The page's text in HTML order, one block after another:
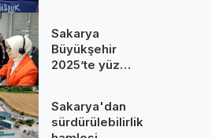
Sakarya
Büyükşehir
2025’te yüz
çağrı cevaplandı
Sakarya'dan
sürdürülebilirlik